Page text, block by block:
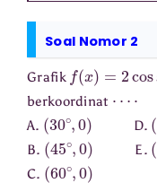
Soal Nomor 2
Grafik f(x )= cos
berkoordinat
A. (30∘,0 D. (
B. ( 45∘ ,0 E. (
C. (60∘,0